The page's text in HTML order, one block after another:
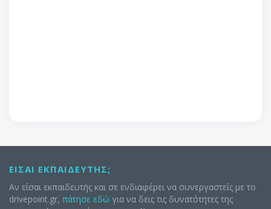
ΕΊΣΑΙ ΕΚΠΑΙΔΕΥΤΉΣ;
Αν είσαι εκπαιδευτής και σε ενδιαφέρει να συνεργαστείς με το
drivepoint.gr, πάτησε εδώ για να δεις τις δυνατότητες της